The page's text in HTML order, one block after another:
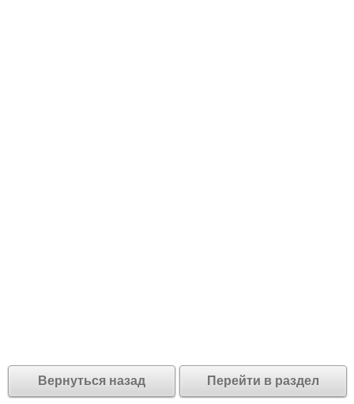
Вернуться назад Перейти в раздел